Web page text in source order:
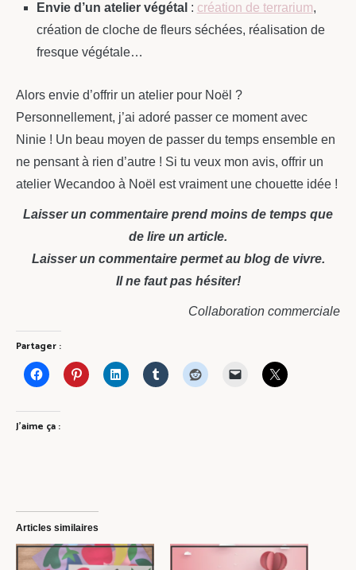
Envie d’un atelier végétal : création de terrarium,
création de cloche de fleurs séchées, réalisation de
fresque végétale…
Alors envie d’offrir un atelier pour Noël ?
Personnellement, j’ai adoré passer ce moment avec
Ninie ! Un beau moyen de passer du temps ensemble en
ne pensant à rien d’autre ! Si tu veux mon avis, offrir un
atelier Wecandoo à Noël est vraiment une chouette idée !
Laisser un commentaire prend moins de temps que
de lire un article.
Laisser un commentaire permet au blog de vivre.
Il ne faut pas hésiter!
Collaboration commerciale
Partager :
J’aime ça :
Articles similaires